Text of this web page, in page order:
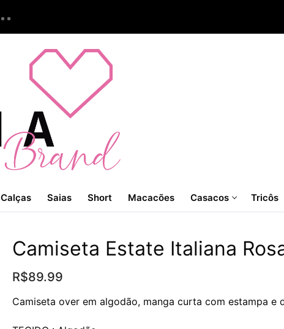
Calças Saias Short Macacões Casacos Tricôs
Camiseta Estate Italiana
R$89.99
Camiseta over em algodão, manga curta com estampa e